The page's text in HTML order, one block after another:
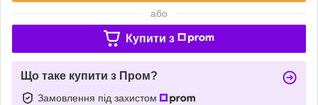
або
Купити з
Що таке купити з Пром?
Замовлення під захистом